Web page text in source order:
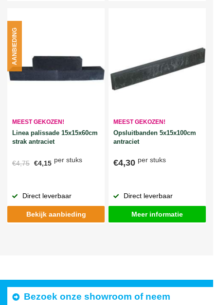
MEEST GEKOZEN!
Linea palissade 15x15x60cm
strak antraciet
€4,75 €4,15 per stuks
AANBIEDING
Direct leverbaar
Bekijk aanbieding
MEEST GEKOZEN!
Opsluitbanden 5x15x100cm
antraciet
€4,30 per stuks
Direct leverbaar
Meer informatie
Bezoek onze showroom of neem